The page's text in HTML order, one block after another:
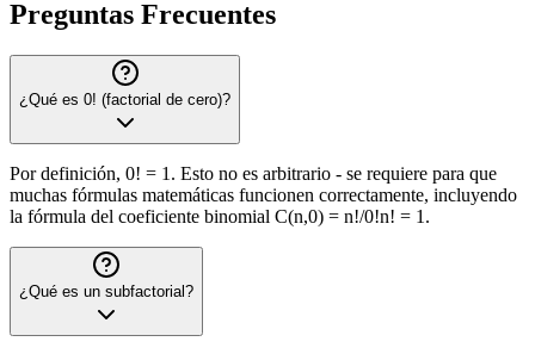
Preguntas Frecuentes
¿Qué es 0! (factorial de cero)?
Por definición, 0! = 1. Esto no es arbitrario - se requiere para que
muchas fórmulas matemáticas funcionen correctamente, incluyendo
la fórmula del coeficiente binomial C(n,0) = n!/0!n! = 1.
¿Qué es un subfactorial?